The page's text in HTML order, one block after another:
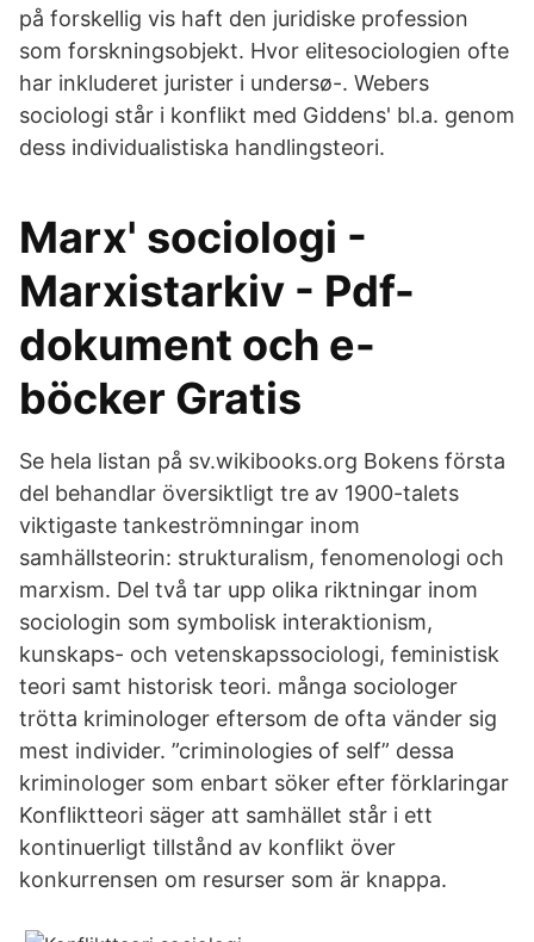
på forskellig vis haft den juridiske profession
som forskningsobjekt. Hvor elitesociologien ofte
har inkluderet jurister i undersø-. Webers
sociologi står i konflikt med Giddens' bl.a. genom
dess individualistiska handlingsteori.
Marx' sociologi -
Marxistarkiv - Pdf-
dokument och e-
böcker Gratis
Se hela listan på sv.wikibooks.org Bokens första
del behandlar översiktligt tre av 1900-talets
viktigaste tankeströmningar inom
samhällsteorin: strukturalism, fenomenologi och
marxism. Del två tar upp olika riktningar inom
sociologin som symbolisk interaktionism,
kunskaps- och vetenskapssociologi, feministisk
teori samt historisk teori. många sociologer
trötta kriminologer eftersom de ofta vänder sig
mest individer. ”criminologies of self” dessa
kriminologer som enbart söker efter förklaringar
Konfliktteori säger att samhället står i ett
kontinuerligt tillstånd av konflikt över
konkurrensen om resurser som är knappa.